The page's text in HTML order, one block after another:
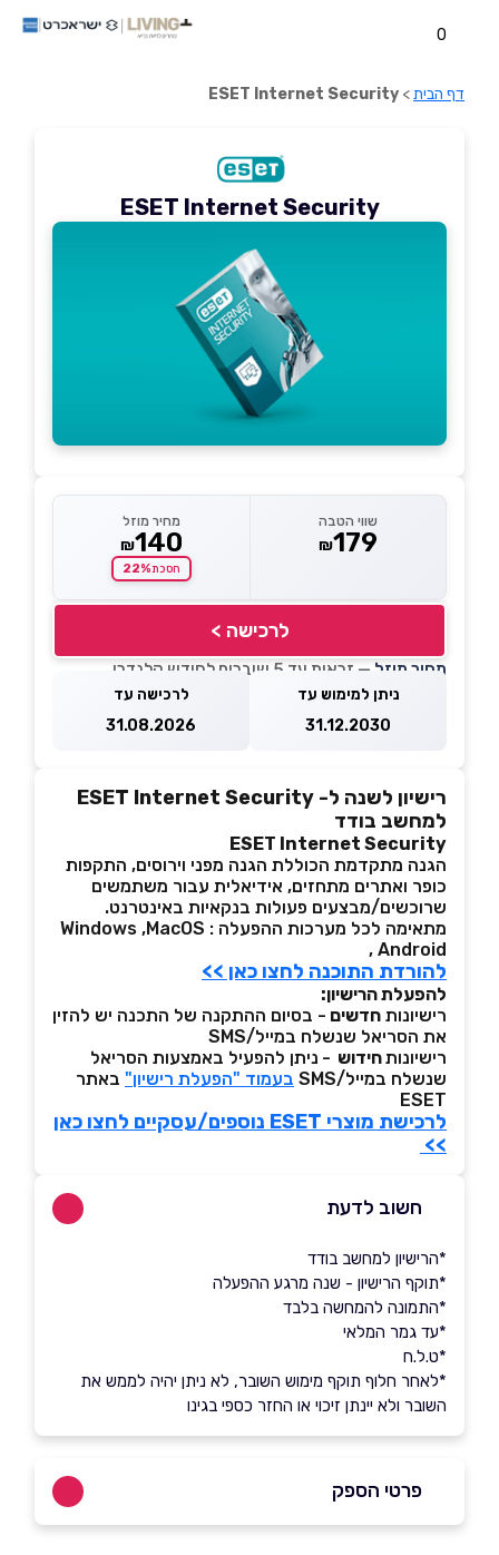
0
דף הבית>
ESET Internet Security
ESET Internet Security
שווי הטבה
₪179
מחיר מוזל
₪140
חסכת22%
לרכישה >
מחיר מוזל — זכאות עד 5 שוברים לחודש קלנדרי
ניתן למימוש עד
31.12.2030
לרכישה עד
31.08.2026
רישיון לשנה ל- ESET Internet Security
למחשב בודד
ESET Internet Security
הגנה מתקדמת הכוללת הגנה מפני וירוסים, התקפות
כופר ואתרים מתחזים, אידיאלית עבור משתמשים
שרוכשים/מבצעים פעולות בנקאיות באינטרנט.
מתאימה לכל מערכות ההפעלה : Windows ,MacOS
, Android
להורדת התוכנה לחצו כאן >>
להפעלת הרישיון:
רישיונות חדשים - בסיום ההתקנה של התכנה יש להזין
את הסריאל שנשלח במייל/SMS
רישיונותחידוש - ניתן להפעיל באמצעות הסריאל
שנשלח במייל/SMS
בעמוד "הפעלת רישיון" באתר
ESET
לרכישת מוצרי ESET נוספים/עסקיים לחצו כאן
>>
חשוב לדעת
*הרישיון למחשב בודד
*תוקף הרישיון - שנה מרגע ההפעלה
*התמונה להמחשה בלבד
*עד גמר המלאי
*ט.ל.ח
*לאחר חלוף תוקף מימוש השובר, לא ניתן יהיה לממש את
השובר ולא יינתן זיכוי או החזר כספי בגינו
פרטי הספק